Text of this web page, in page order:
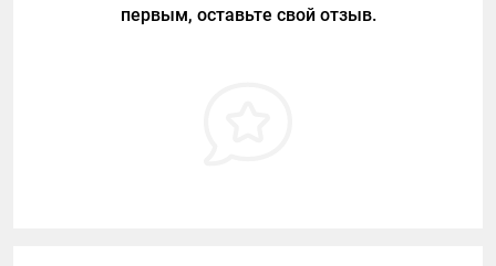
первым, оставьте свой отзыв.